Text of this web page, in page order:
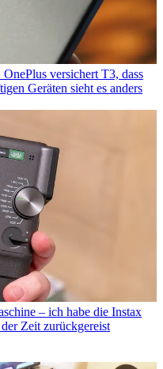
OnePlus versichert T3, dass
Geräten sieht es anders
– ich habe die Instax
Zeit zurückgereist